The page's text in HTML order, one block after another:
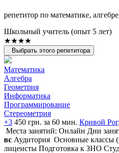
репетитор по математике,
Школьный учитель (опыт 5 лет)
★★★★
Выбрать этого репетитора
Математика
Алгебра
Геометрия
Информатика
Программирование
Стереометрия
+3 450 грн. за 60 мин. Кривой Рог
Места занятий: Онлайн Дни
вс Аудитория Основные классы
лицеисты Подготовка к ЗНО